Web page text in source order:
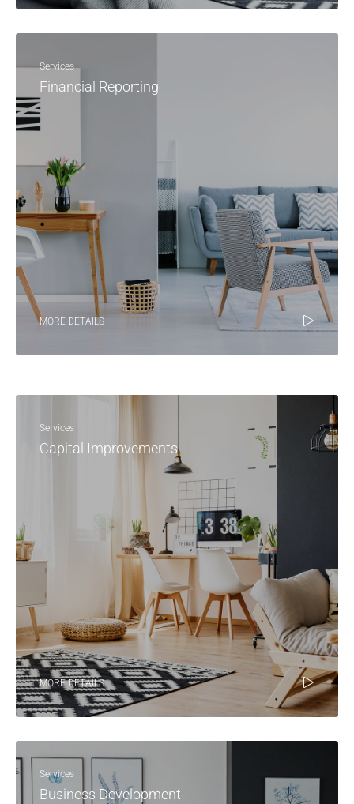
Services
Financial Reporting
MORE DETAILS
Services
Capital Improvements
MORE DETAILS
Services
Business Development